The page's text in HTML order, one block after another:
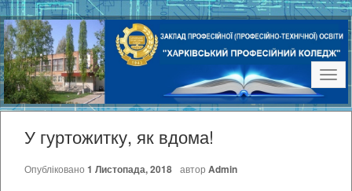
У гуртожитку, як вдома!
Опубліковано 1 Листопада, 2018 автор Admin